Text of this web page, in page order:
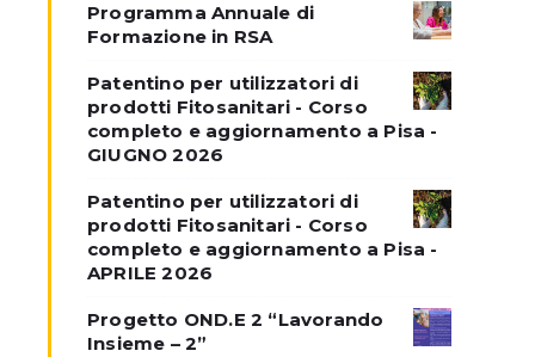
Programma Annuale di
Formazione in RSA
Patentino per utilizzatori di
prodotti Fitosanitari - Corso
completo e aggiornamento a Pisa -
GIUGNO 2026
Patentino per utilizzatori di
prodotti Fitosanitari - Corso
completo e aggiornamento a Pisa -
APRILE 2026
Progetto OND.E 2 “Lavorando
Insieme – 2”